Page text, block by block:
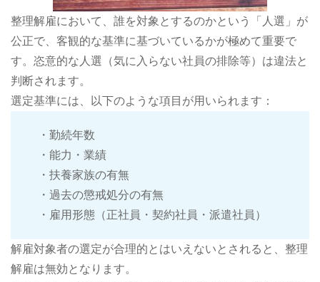
整理解雇において、誰を対象とするのかという「人選」が
公正で、客観的な基準に基づいているかが極めて重要で
す。恣意的な人選（気に入らない社員の排除等）は違法と
判断されます。
選定基準には、以下のような項目が用いられます：
・勤続年数
・能力・業績
・扶養家族の有無
・過去の懲戒処分の有無
・雇用形態（正社員・契約社員・派遣社員）
解雇対象者の選定が合理的とはいえないとされると、整理
解雇は無効となります。